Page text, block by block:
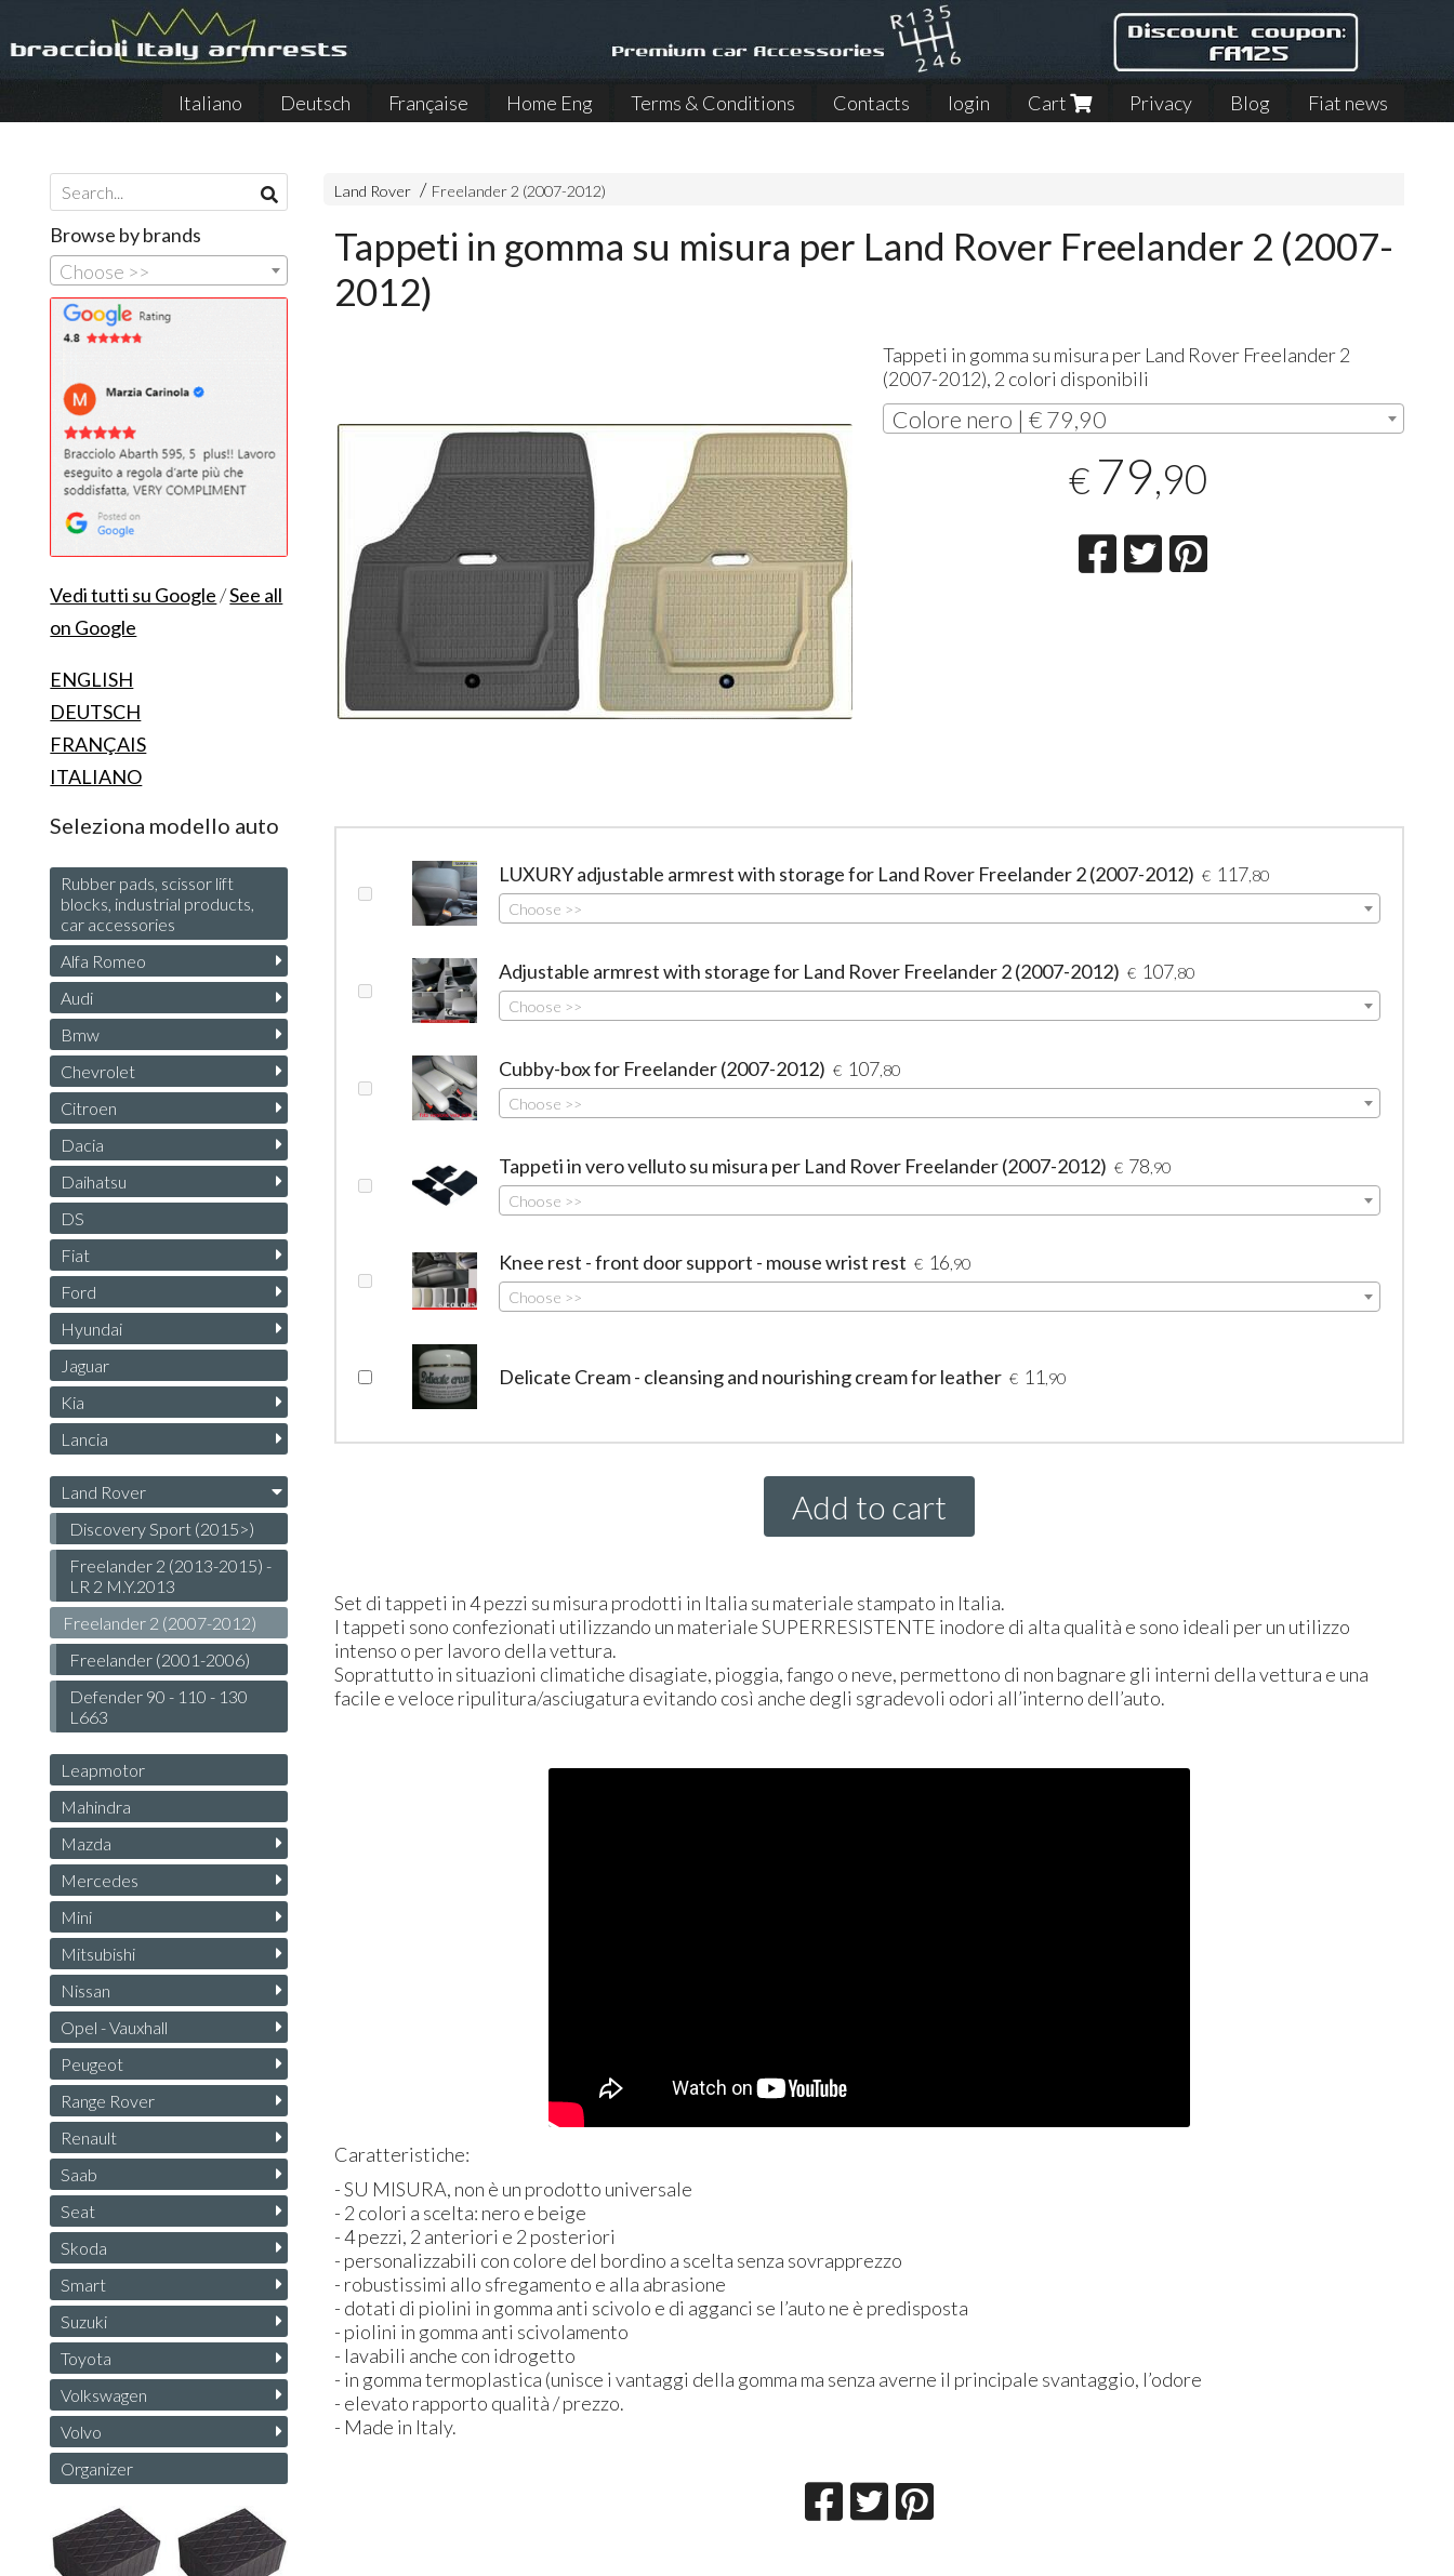
Italiano Deutsch Française Home Eng Terms & Conditions Contacts login Cart Privacy Blog Fiat news
Land Rover Freelander 2 (2007-2012)
Tappeti in gomma su misura per Land Rover Freelander 2 (2007-
2012)
Tappeti in gomma su misura per Land Rover Freelander 2
(2007-2012), 2 colori disponibili
Colore nero | € 79,90
€ 79,90
LUXURY adjustable armrest with storage for Land Rover Freelander 2 (2007-2012) € 117 ,80
Choose >>
Adjustable armrest with storage for Land Rover Freelander 2 (2007-2012) € 107 ,80
Choose >>
Cubby-box for Freelander (2007-2012) € 107 ,80
Choose >>
Tappeti in vero velluto su misura per Land Rover Freelander (2007-2012) € 78 ,90
Choose >>
Knee rest - front door support - mouse wrist rest € 16 ,90
Choose >>
Delicate Cream - cleansing and nourishing cream for leather € 11 ,90
Add to cart
Set di tappeti in 4 pezzi su misura prodotti in Italia su materiale stampato in Italia.
I tappeti sono confezionati utilizzando un materialeSUPERRESISTENTE inodore di alta qualità e sono ideali per un utilizzo
intenso o per lavoro della vettura.
Soprattutto in situazioni climatiche disagiate, pioggia, fango o neve, permettono di non bagnare gli interni della vettura e una
facile e veloce ripulitura/asciugatura evitando così anche degli sgradevoli odori all’interno dell’auto.
Caratteristiche:
- SU MISURA, non è un prodotto universale
- 2 colori a scelta: nero e beige
- 4 pezzi, 2 anteriori e 2 posteriori
- personalizzabili con colore del bordino a scelta senza sovrapprezzo
- robustissimi allo sfregamento e alla abrasione
- dotati di piolini in gomma anti scivolo e di agganci se l’auto ne è predisposta
- piolini in gomma anti scivolamento
- lavabili anche con idrogetto
- in gomma termoplastica (unisce i vantaggi della gomma ma senza averne il principale svantaggio, l’odore
- elevato rapporto qualità / prezzo.
- Made in Italy.
Browse by brands
Choose >>
Vedi tutti su Google/See all
on Google
ENGLISH
DEUTSCH
FRANÇAIS
ITALIANO
Seleziona modello auto
Rubber pads, scissor lift
blocks, industrial products,
car accessories
Alfa Romeo
Audi
Bmw
Chevrolet
Citroen
Dacia
Daihatsu
DS
Fiat
Ford
Hyundai
Jaguar
Kia
Lancia
Land Rover
Discovery Sport (2015>)
Freelander 2 (2013-2015) -
LR 2 M.Y.2013
Freelander 2 (2007-2012)
Freelander (2001-2006)
Defender 90 - 110 - 130
L663
Leapmotor
Mahindra
Mazda
Mercedes
Mini
Mitsubishi
Nissan
Opel - Vauxhall
Peugeot
Range Rover
Renault
Saab
Seat
Skoda
Smart
Suzuki
Toyota
Volkswagen
Volvo
Organizer